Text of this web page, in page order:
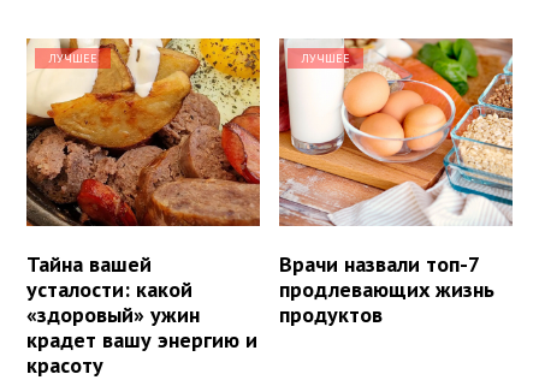
ЛУЧШЕЕ
Тайна вашей
усталости: какой
«здоровый» ужин
крадет вашу энергию и
красоту
ЛУЧШЕЕ
Врачи назвали топ-7
продлевающих жизнь
продуктов